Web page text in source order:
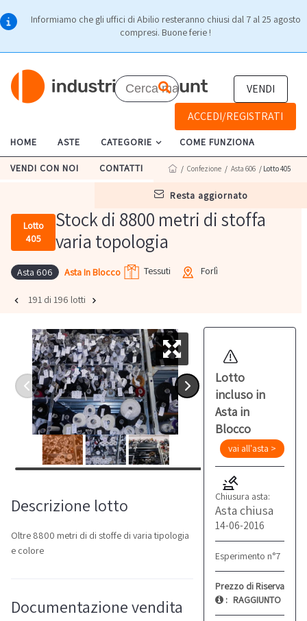
Informiamo che gli uffici di Abilio resteranno chiusi dal 7 al 25 agosto
compresi. Buone ferie !
VENDI
ACCEDI/REGISTRATI
HOME ASTE CATEGORIE COME FUNZIONA
VENDI CON NOI CONTATTI
resta aggiornato
/ Confezione / Asta 606 / Lotto 405
Lotto
405
Stock di 8800 metri di stoffa
varia topologia
Asta 606 Asta In Blocco Tessuti Forlì
191 di 196 lotti
Lotto
incluso in
Asta in
Blocco
vai all'asta >
Chiusura asta:
Asta chiusa
14-06-2016
Esperimento n°7
Prezzo di Riserva
: RAGGIUNTO
Descrizione lotto
Oltre 8800 metri di di stoffe di varia tipologia
e colore
Documentazione vendita